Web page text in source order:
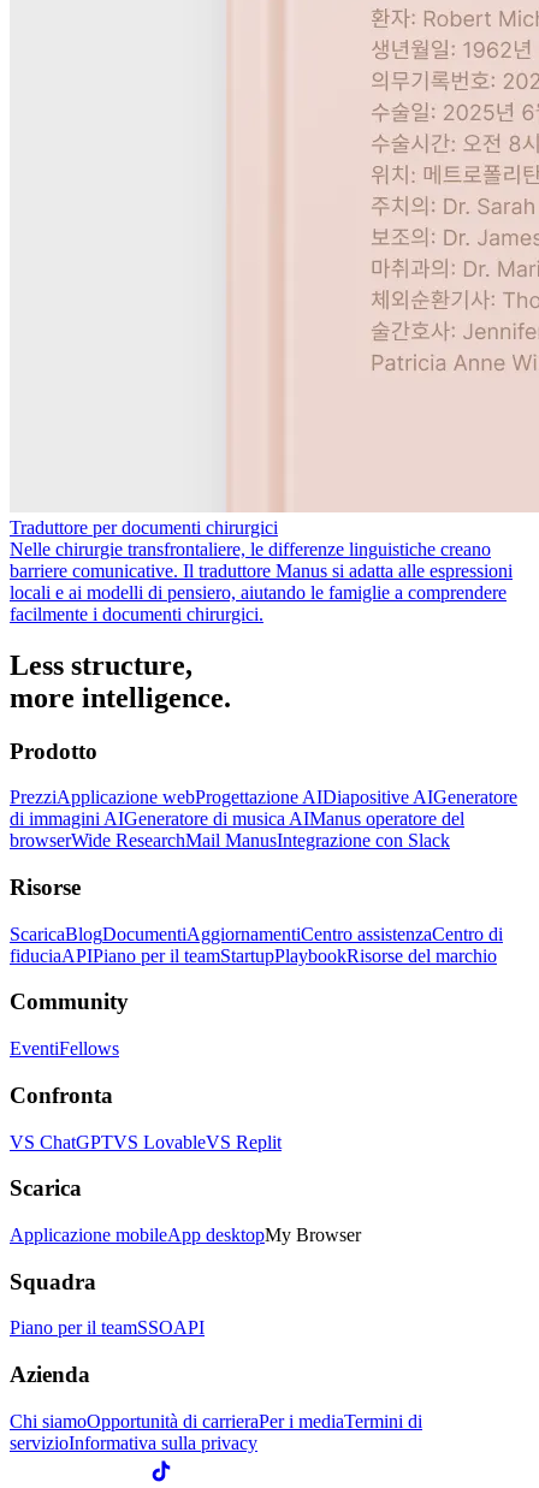
Traduttore per documenti chirurgici
Nelle chirurgie transfrontaliere, le differenze linguistiche creano
barriere comunicative. Il traduttore Manus si adatta alle espressioni
locali e ai modelli di pensiero, aiutando le famiglie a comprendere
facilmente i documenti chirurgici.
Less structure,
more intelligence.
Prodotto
PrezziApplicazione webProgettazione AIDiapositive AIGeneratore
di immagini AIGeneratore di musica AIManus operatore del
browserWide ResearchMail ManusIntegrazione con Slack
Risorse
ScaricaBlogDocumentiAggiornamentiCentro assistenzaCentro di
fiduciaAPIPiano per il teamStartupPlaybookRisorse del marchio
Community
EventiFellows
Confronta
VS ChatGPTVS LovableVS Replit
Scarica
Applicazione mobileApp desktopMy Browser
Squadra
Piano per il teamSSOAPI
Azienda
Chi siamoOpportunità di carrieraPer i mediaTermini di
servizioInformativa sulla privacy